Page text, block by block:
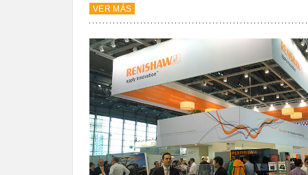
VER MÁS